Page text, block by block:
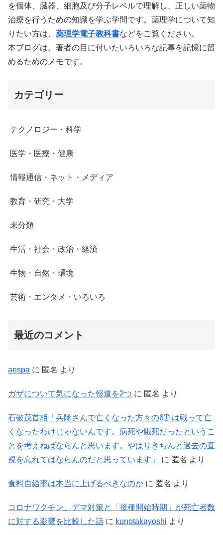
を個体、臓器、細胞及び分子レベルで理解し、正しい薬物
治療を行うための知識を学ぶ学問です。薬理学について知
りたい方は、 薬理学電子教科書などをご覧ください。
本ブログは、著者の目に付いたいろいろな記事を記憶に留
めるためのメモです。
カテゴリー
テクノロジー・科学
医学・医療・健康
情報通信・ネット・メディア
教育・研究・大学
未分類
生活・社会・政治・経済
生物・自然・環境
芸術・エンタメ・いろいろ
最近のコメント
aespa に 匿名 より
ガザについて気になった報道を2つ に 匿名 より
石破茂首相「兵隊さんで亡くなった方々の6割は戦って亡
くなったわけじゃないんです。病死や餓死だったというこ
とを考えねばならんと思います。やはりきちんと過去の直
視を忘れてはならんのだと思っています」
に 匿名 より
食料自給率は本当に上げるべきなのか に 匿名 より
コロナワクチン、デマ対策と「接種開始時期」が死亡者数
に対する影響を比較した話 に kunotakayoshi より